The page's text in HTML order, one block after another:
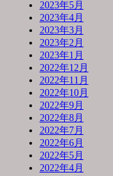
2023年5月
2023年4月
2023年3月
2023年2月
2023年1月
2022年12月
2022年11月
2022年10月
2022年9月
2022年8月
2022年7月
2022年6月
2022年5月
2022年4月